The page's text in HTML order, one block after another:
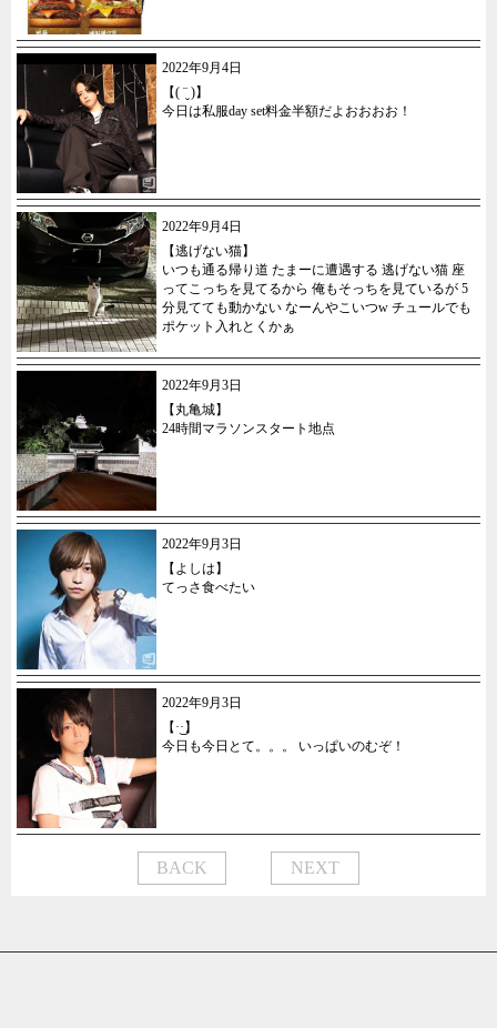
2022年9月4日
【( ¨̮ )】
今日は私服day set料金半額だよおおおお！
2022年9月4日
【逃げない猫】
いつも通る帰り道 たまーに遭遇する 逃げない猫 座
ってこっちを見てるから 俺もそっちを見ているが 5
分見てても動かない なーんやこいつw チュールでも
ポケット入れとくかぁ
2022年9月3日
【丸亀城】
24時間マラソンスタート地点
2022年9月3日
【よしは】
てっさ食べたい
2022年9月3日
【·͜·】
今日も今日とて。。。 いっぱいのむぞ！
BACK NEXT